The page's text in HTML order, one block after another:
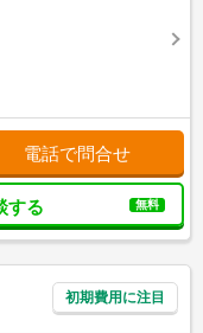
電話で問合せ
する 無料
初期費用に注目